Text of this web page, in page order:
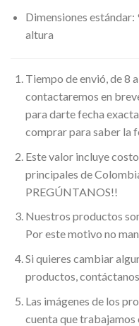
Dimensiones
altura
Tiempo de envió, de 8
contactaremos en
para darte fecha
comprar para saber la
Este valor incluye
principales de
PREGÚNTANOS!!
Nuestros productos
Por este motivo no
Si quieres cambiar
productos,
Las imágenes de los
cuenta que